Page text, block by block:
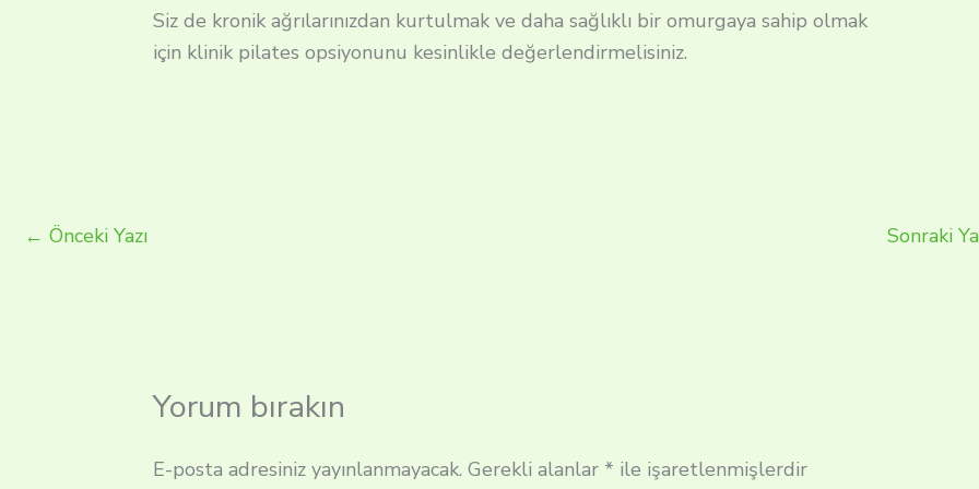
Siz de kronik ağrılarınızdan kurtulmak ve daha sağlıklı bir omurgaya sahip olmak
için klinik pilates opsiyonunu kesinlikle değerlendirmelisiniz.
← Önceki Yazı Sonraki
Yorum bırakın
E-posta adresiniz yayınlanmayacak. Gerekli alanlar * ile işaretlenmişlerdir